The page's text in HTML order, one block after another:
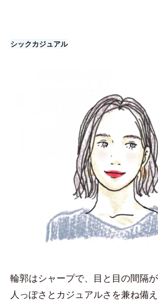
シックカジュアル
輪郭はシャープで、目と目の間隔
人っぽさとカジュアルさを兼ね備